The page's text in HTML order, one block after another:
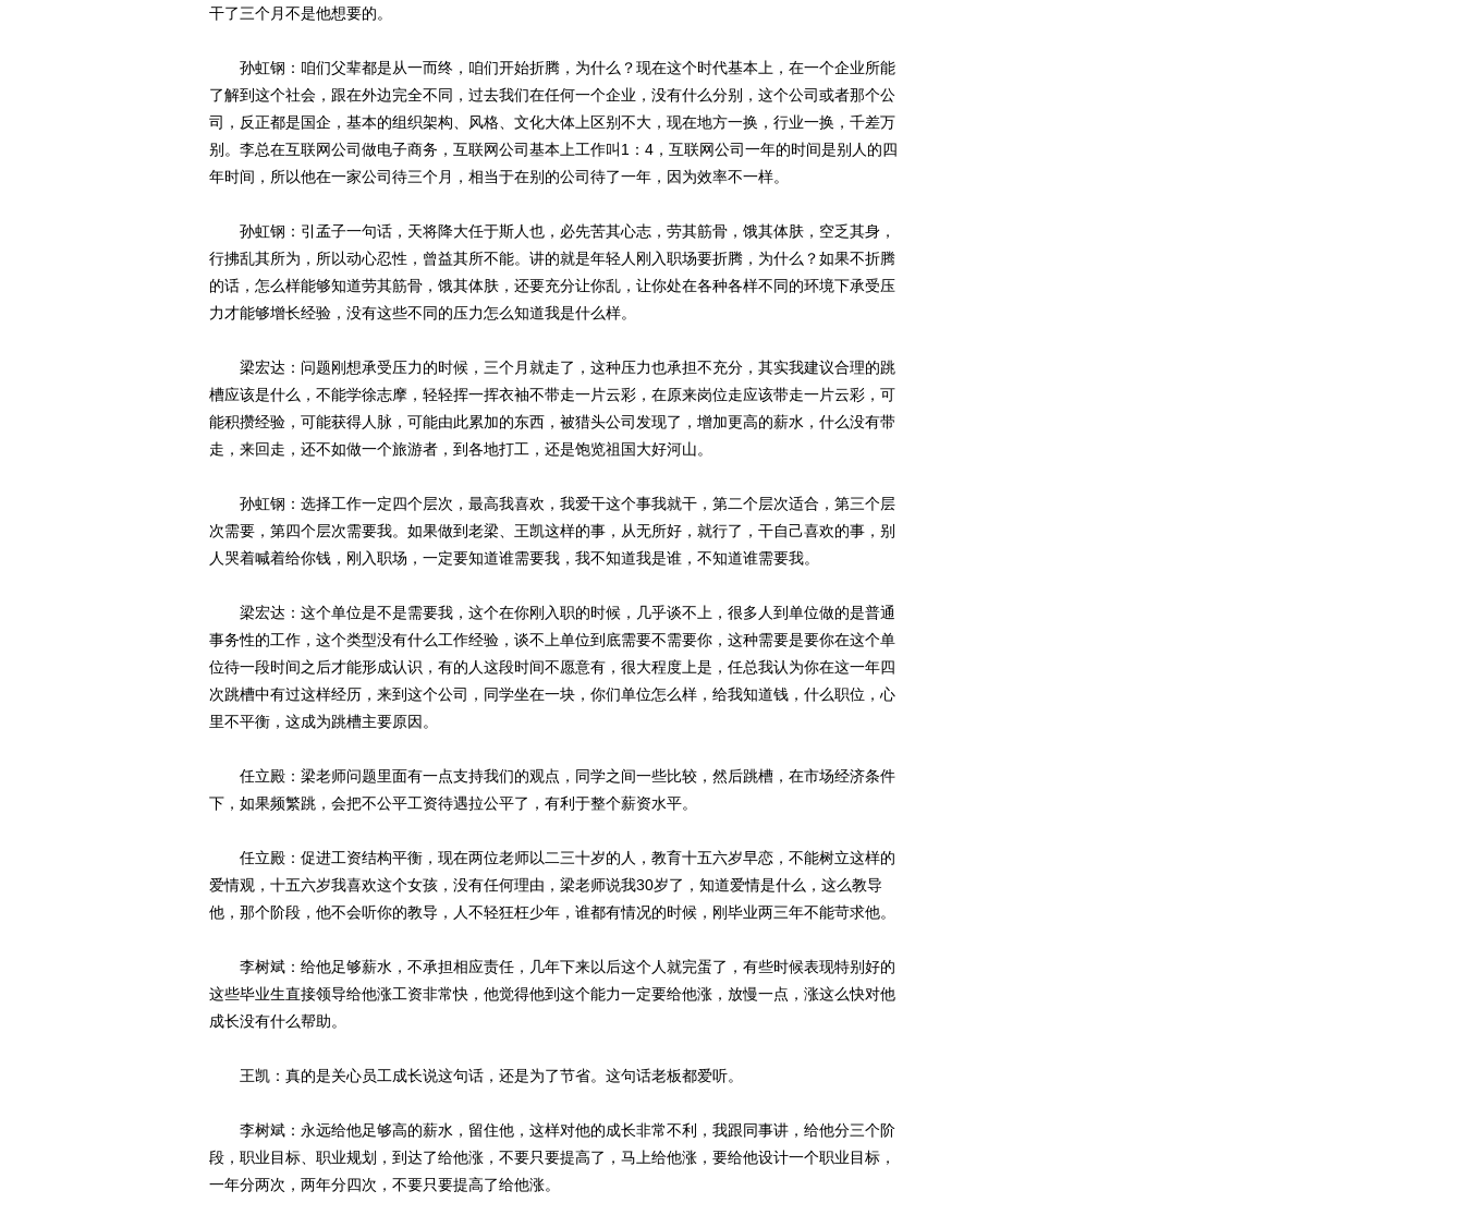
干了三个月不是他想要的。
孙虹钢：咱们父辈都是从一而终，咱们开始折腾，为什么？现在这个时代基本上，在一个企业所能
了解到这个社会，跟在外边完全不同，过去我们在任何一个企业，没有什么分别，这个公司或者那个公
司，反正都是国企，基本的组织架构、风格、文化大体上区别不大，现在地方一换，行业一换，千差万
别。李总在互联网公司做电子商务，互联网公司基本上工作叫1：4，互联网公司一年的时间是别人的四
年时间，所以他在一家公司待三个月，相当于在别的公司待了一年，因为效率不一样。
孙虹钢：引孟子一句话，天将降大任于斯人也，必先苦其心志，劳其筋骨，饿其体肤，空乏其身，
行拂乱其所为，所以动心忍性，曾益其所不能。讲的就是年轻人刚入职场要折腾，为什么？如果不折腾
的话，怎么样能够知道劳其筋骨，饿其体肤，还要充分让你乱，让你处在各种各样不同的环境下承受压
力才能够增长经验，没有这些不同的压力怎么知道我是什么样。
梁宏达：问题刚想承受压力的时候，三个月就走了，这种压力也承担不充分，其实我建议合理的跳
槽应该是什么，不能学徐志摩，轻轻挥一挥衣袖不带走一片云彩，在原来岗位走应该带走一片云彩，可
能积攒经验，可能获得人脉，可能由此累加的东西，被猎头公司发现了，增加更高的薪水，什么没有带
走，来回走，还不如做一个旅游者，到各地打工，还是饱览祖国大好河山。
孙虹钢：选择工作一定四个层次，最高我喜欢，我爱干这个事我就干，第二个层次适合，第三个层
次需要，第四个层次需要我。如果做到老梁、王凯这样的事，从无所好，就行了，干自己喜欢的事，别
人哭着喊着给你钱，刚入职场，一定要知道谁需要我，我不知道我是谁，不知道谁需要我。
梁宏达：这个单位是不是需要我，这个在你刚入职的时候，几乎谈不上，很多人到单位做的是普通
事务性的工作，这个类型没有什么工作经验，谈不上单位到底需要不需要你，这种需要是要你在这个单
位待一段时间之后才能形成认识，有的人这段时间不愿意有，很大程度上是，任总我认为你在这一年四
次跳槽中有过这样经历，来到这个公司，同学坐在一块，你们单位怎么样，给我知道钱，什么职位，心
里不平衡，这成为跳槽主要原因。
任立殿：梁老师问题里面有一点支持我们的观点，同学之间一些比较，然后跳槽，在市场经济条件
下，如果频繁跳，会把不公平工资待遇拉公平了，有利于整个薪资水平。
任立殿：促进工资结构平衡，现在两位老师以二三十岁的人，教育十五六岁早恋，不能树立这样的
爱情观，十五六岁我喜欢这个女孩，没有任何理由，梁老师说我30岁了，知道爱情是什么，这么教导
他，那个阶段，他不会听你的教导，人不轻狂枉少年，谁都有情况的时候，刚毕业两三年不能苛求他。
李树斌：给他足够薪水，不承担相应责任，几年下来以后这个人就完蛋了，有些时候表现特别好的
这些毕业生直接领导给他涨工资非常快，他觉得他到这个能力一定要给他涨，放慢一点，涨这么快对他
成长没有什么帮助。
王凯：真的是关心员工成长说这句话，还是为了节省。这句话老板都爱听。
李树斌：永远给他足够高的薪水，留住他，这样对他的成长非常不利，我跟同事讲，给他分三个阶
段，职业目标、职业规划，到达了给他涨，不要只要提高了，马上给他涨，要给他设计一个职业目标，
一年分两次，两年分四次，不要只要提高了给他涨。